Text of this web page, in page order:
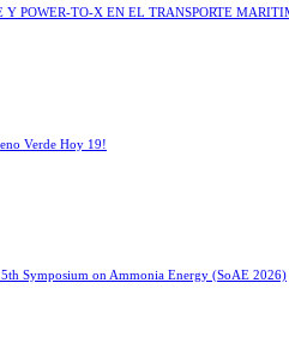
Y POWER-TO-X EN EL TRANSPORTE
Verde Hoy 19!
5th Symposium on Ammonia Energy (SoAE 2026)